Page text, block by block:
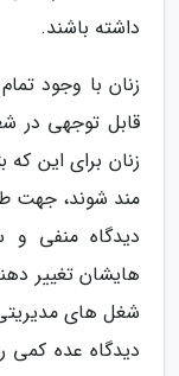
داشته باشند.
زنان با وجود
قابل توجهی در
زنان برای این
مند شوند، جهت
دیدگاه منفی
هایشان تغییر
شغل های
دیدگاه عده کمی